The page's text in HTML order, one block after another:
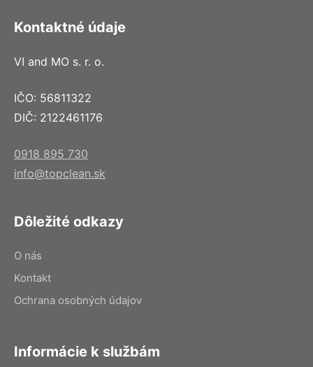
Kontaktné údaje
VI and MO s. r. o.
IČO: 56811322
DIČ: 2122461176
0918 895 730
info@topclean.sk
Dôležité odkazy
O nás
Kontakt
Ochrana osobných údajov
Informácie k službám